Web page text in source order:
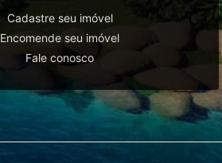
Cadastre seu imóvel
Encomende seu imóvel
Fale conosco